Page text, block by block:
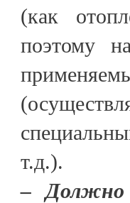
(как
поэтому
т.д.).
– Должно